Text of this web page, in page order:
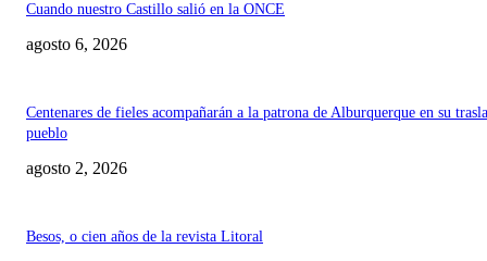
Cuando nuestro Castillo salió en la ONCE
agosto 6, 2026
Centenares de fieles acompañarán a la patrona de Alburquerque en su
pueblo
agosto 2, 2026
Besos, o cien años de la revista Litoral